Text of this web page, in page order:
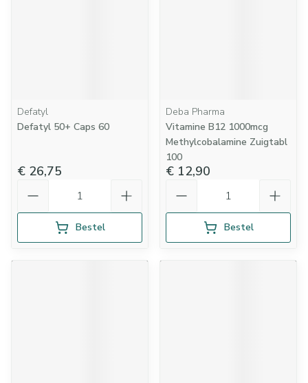
Defatyl
Defatyl 50+ Caps 60
€ 26,75
Bestel
Deba Pharma
Vitamine B12 1000mcg
Methylcobalamine Zuigtabl
100
€ 12,90
Bestel